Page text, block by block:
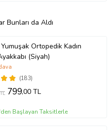
Bunları da Aldı
Ortopedik Kadın
(Siyah)
(183)
799,00 TL
Başlayan Taksitlerle